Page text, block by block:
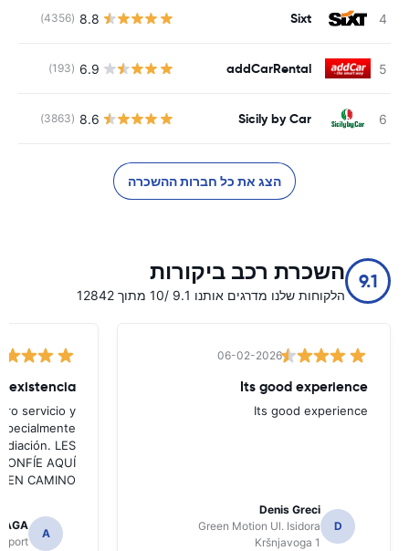
Sixt
8.8
(4356)
addCarRental
6.9
(193)
Sicily by Car
8.6
(3863)
הצג את כל חברות ההשכרה
9.1 השכרת רכב ביקורות
הלקוחות שלנו מדרגים אותנו 9.1 /10 מתוך 12842
06-02-2026
Its good experience
Its good experience
D
Denis Greci
Green Motion Ul. Isidora
Kršnjavoga 1
servicio y
LES
AQUÍ
CAMINO!!!
A